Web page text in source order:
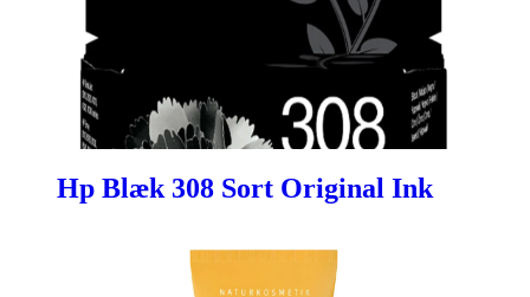
Hp Blæk 308 Sort Original Ink